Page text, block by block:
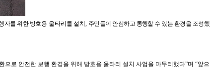
자를 위한 방호용 울타리를 설치, 주민들이 안심하고 통행할 수 있는 환경을 조성했
으로 안전한 보행 환경을 위해 방호용 울타리 설치 사업을 마무리했다”며 “앞으